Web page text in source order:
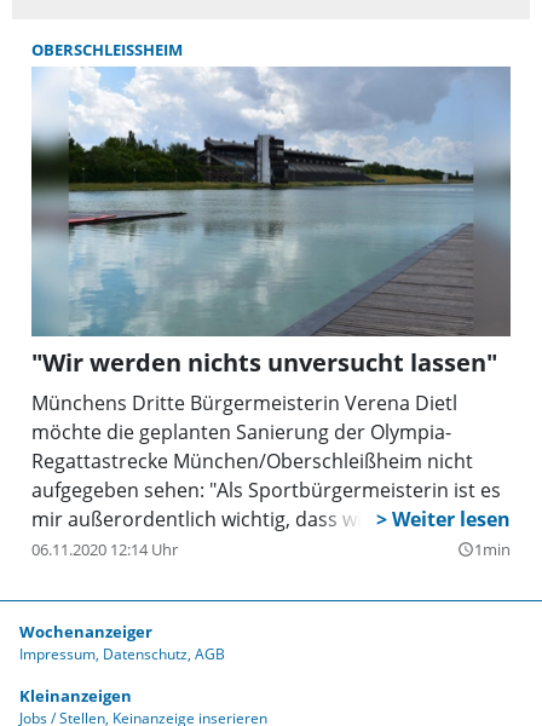
konnte Zeidler nun endlich seinen Traum
verwirklichen. Der emotionale Moment, als er die
Ziellinie überquerte, wurde von seinen Freunden,
seiner Familie und seiner Freundin Sofia Meakin,
einer Schweizer Ruderin, gefeiert, die extra
angereist war, um ihn zu unterstützen.
OBERSCHLEISSHEIM
"Wir werden nichts unversucht lassen"
Münchens Dritte Bürgermeisterin Verena Dietl
möchte die geplanten Sanierung der Olympia-
Regattastrecke München/Oberschleißheim nicht
aufgegeben sehen: "Als Sportbürgermeisterin ist es
mir außerordentlich wichtig, dass wir den Münchner
Vereins- und Breitensport auch in der Krise sinnvoll
unversucht lassen, die Olympia-Regattastrecke
München zu sanieren. Die Anlage soll bestmöglich
für den Vereins- und Freizeitsport erhalten bleiben.
Darauf habe ich mich mit den Ruder- und
06.11.2020 12:14 Uhr query_builder1min
Wochenanzeiger
Impressum Datenschutz AGB
Kleinanzeigen
Jobs / Stellen Keinanzeige inserieren